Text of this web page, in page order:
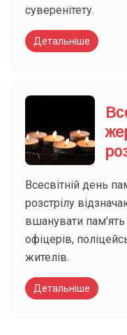
суверенітету.
Детальніше
Всесвітній день
розстрілу
вшанувати
офіцерів,
жителів.
Детальніше